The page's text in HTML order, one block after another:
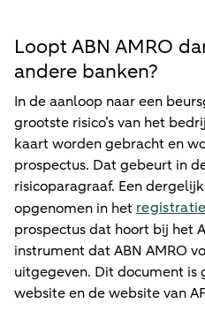
Loopt ABN AMRO
andere banken?
In de aanloop naar een
grootste risico’s van het
kaart worden gebracht en
prospectus. Dat gebeurt in
risicoparagraaf. Een
opgenomen in het
prospectus dat hoort bij het
instrument dat ABN AMRO
uitgegeven. Dit document is
website en de website van